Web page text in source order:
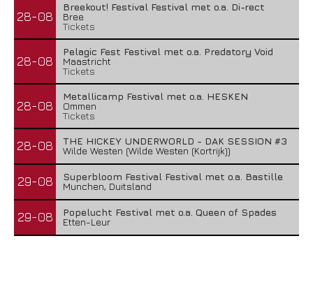
28-08
Breekout! Festival Festival met o.a. Di-rect
Bree
Tickets
28-08
Pelagic Fest Festival met o.a. Predatory Void
Maastricht
Tickets
28-08
Metallicamp Festival met o.a. HESKEN
Ommen
Tickets
28-08
THE HICKEY UNDERWORLD - DAK SESSION #3
Wilde Westen (Wilde Westen (Kortrijk))
29-08
Superbloom Festival Festival met o.a. Bastille
Munchen, Duitsland
29-08
Popelucht Festival met o.a. Queen of Spades
Etten-Leur